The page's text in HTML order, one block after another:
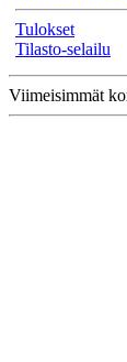
Tulokset
Tilasto-selailu
Viimeisimmät